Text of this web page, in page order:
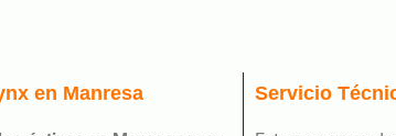
en Manresa Servicio